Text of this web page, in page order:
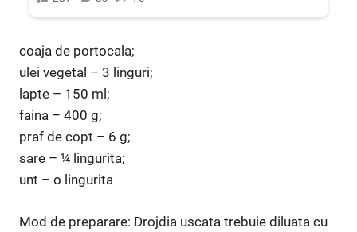
coaja de portocala;
ulei vegetal – 3 linguri;
lapte – 150 ml;
faina – 400 g;
praf de copt – 6 g;
sare – ¼ lingurita;
unt – o lingurita
Mod de preparare: Drojdia uscata trebuie diluata cu